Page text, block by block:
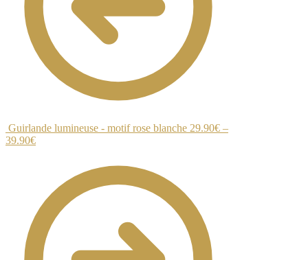
Guirlande lumineuse - motif rose blanche 29.90€ –
39.90€